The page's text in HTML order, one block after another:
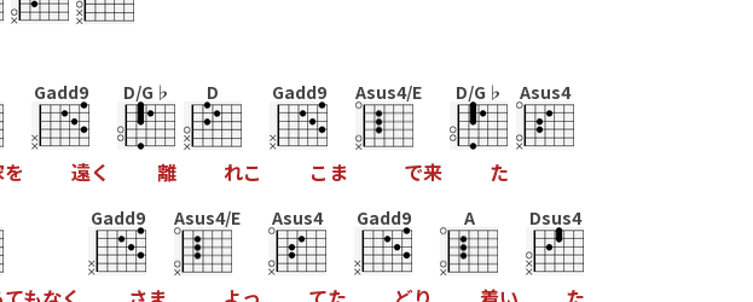
を
Gadd9
遠く
D/G♭
離
D
れこ
Gadd9
こ ま
Asus4/E
で来
D/G♭
た
Asus4
Gadd9 Asus4/E Asus4 Gadd9 A Dsus4